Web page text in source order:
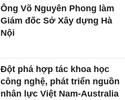
Ông Võ Nguyên Phong làm
Giám đốc Sở Xây dựng Hà
Nội
Đột phá hợp tác khoa học
công nghệ, phát triển nguồn
nhân lực Việt Nam-Australia